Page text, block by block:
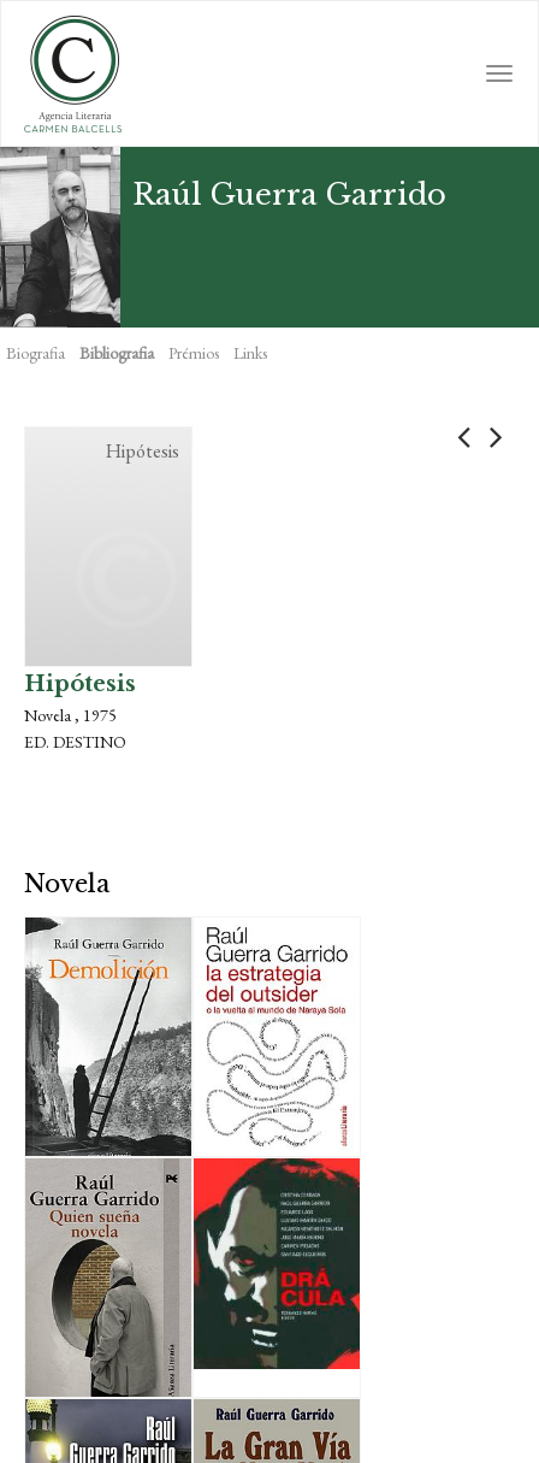
main
content
Raúl Guerra Garrido
Biografia Bibliografia Prémios Links
Hipótesis
Hipótesis
Novela , 1975
ED. DESTINO
Novela